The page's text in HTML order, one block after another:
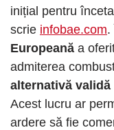
inițial pentru
scrie infobae.com.
Europeană a
admiterea
alternativă validă
Acest lucru ar
ardere să fie